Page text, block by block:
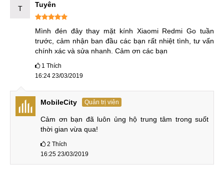
T Tuyên
Mình đén đây thay mặt kính Xiaomi Redmi Go tuần
trước, cảm nhận ban đầu các bạn rất nhiệt tình, tư vấn
chính xác và sửa nhanh. Cảm ơn các bạn
1 Thích
16:24 23/03/2019
MobileCity Quản trị viên
Cảm ơn bạn đã luôn ủng hộ trung tâm trong suốt
thời gian vừa qua!
2 Thích
16:25 23/03/2019